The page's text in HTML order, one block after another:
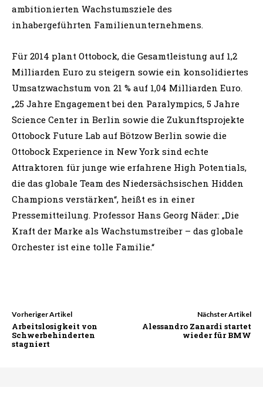
ambitionierten Wachstumsziele des
inhabergeführten Familienunternehmens.
Für 2014 plant Ottobock, die Gesamtleistung auf 1,2
Milliarden Euro zu steigern sowie ein konsolidiertes
Umsatzwachstum von 21 % auf 1,04 Milliarden Euro.
„25 Jahre Engagement bei den Paralympics, 5 Jahre
Science Center in Berlin sowie die Zukunftsprojekte
Ottobock Future Lab auf Bötzow Berlin sowie die
Ottobock Experience in New York sind echte
Attraktoren für junge wie erfahrene High Potentials,
die das globale Team des Niedersächsischen Hidden
Champions verstärken“, heißt es in einer
Pressemitteilung. Professor Hans Georg Näder: „Die
Kraft der Marke als Wachstumstreiber – das globale
Orchester ist eine tolle Familie.“
Vorheriger Artikel
Arbeitslosigkeit von
Schwerbehinderten
stagniert
Nächster Artikel
Alessandro Zanardi startet
wieder für BMW